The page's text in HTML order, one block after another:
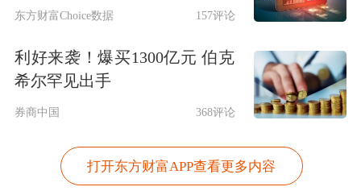
冰轮环境表示，公司旗下换热技术依托
流体动力技术底蕴，创新研发出安全壳
内屏蔽冷却水系统无动力空冷器，批量
供货全球首座商用四代技术高温气冷
东方财富Choice数据 157评论
利好来袭！爆买1300亿元 伯克
希尔罕见出手
券商中国 368评论
打开东方财富APP查看更多内容